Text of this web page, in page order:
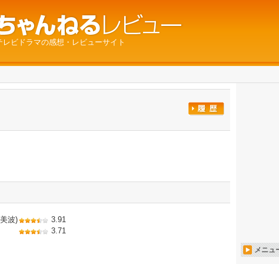
レビドラマの感想・レビューサイト
波)
3.91
3.71
メニュ